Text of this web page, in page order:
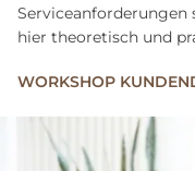
Serviceanforderungen
hier theoretisch und
WORKSHOP